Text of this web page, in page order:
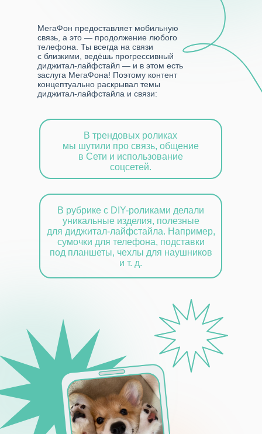
В трендовых роликах
мы шутили про связь, общение
в Сети и использование
соцсетей.
В рубрике с DIY-роликами делали
уникальные изделия, полезные
для диджитал-лайфстайла. Например,
сумочки для телефона, подставки
под планшеты, чехлы для наушников
и т. д.
МегаФон предоставляет мобильную
связь, а это — продолжение любого
телефона. Ты всегда на связи
с близкими, ведёшь прогрессивный
диджитал-лайфстайл — и в этом есть
заслуга МегаФона! Поэтому контент
концептуально раскрывал темы
диджитал-лайфстайла и связи: